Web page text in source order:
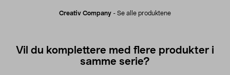
Creativ Company - Se alle produktene
Vil du komplettere med flere produkter i
samme serie?